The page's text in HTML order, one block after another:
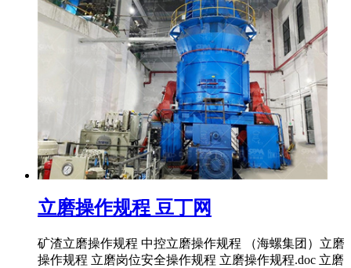
立磨操作规程 豆丁网
矿渣立磨操作规程 中控立磨操作规程 （海螺集团）立磨
操作规程 立磨岗位安全操作规程 立磨操作规程.doc 立磨